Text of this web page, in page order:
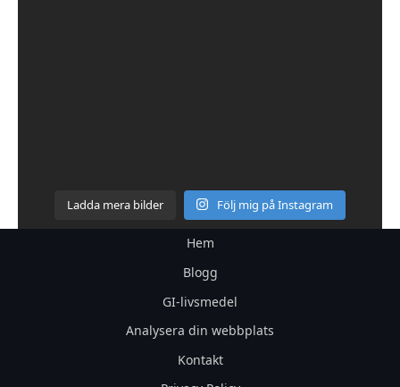
Ladda mera bilder Följ mig på Instagram
Hem
Blogg
GI-livsmedel
Analysera din webbplats
Kontakt